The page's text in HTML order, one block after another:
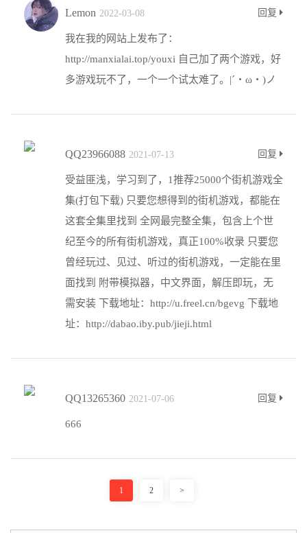
Lemon 2022-03-08 回复
我在我的网站上发布了：
http://manxialai.top/youxi 自己加了两个游戏，好
多游戏玩不了，一个一个试太难了。|´・ω・)ノ
QQ23966088 2021-07-13 回复
受益匪浅，学习到了，1推荐25000个街机游戏全
集(打包下载) 只要您想得到的街机游戏，都能在
这套全集里找到 全网最完整全集，包含上个世
纪至今的所有街机游戏，真正100%收录 只要您
曾经玩过、见过、听过的街机游戏，一定能在里
面找到 附带模拟器，中文界面，解压即玩，无
需安装 下载地址：http://u.freel.cn/bgevg 下载地
址：http://dabao.iby.pub/jieji.html
QQ13265360 2021-07-06 回复
666
1 2 >